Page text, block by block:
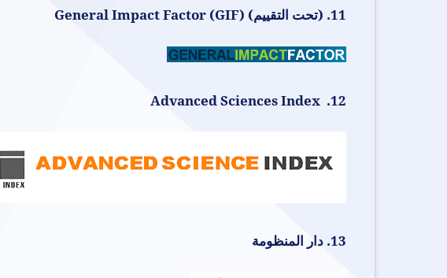
11. (تحت التقييم) General Impact Factor (GIF)
12. Advanced Sciences Index
13. دار المنظومة